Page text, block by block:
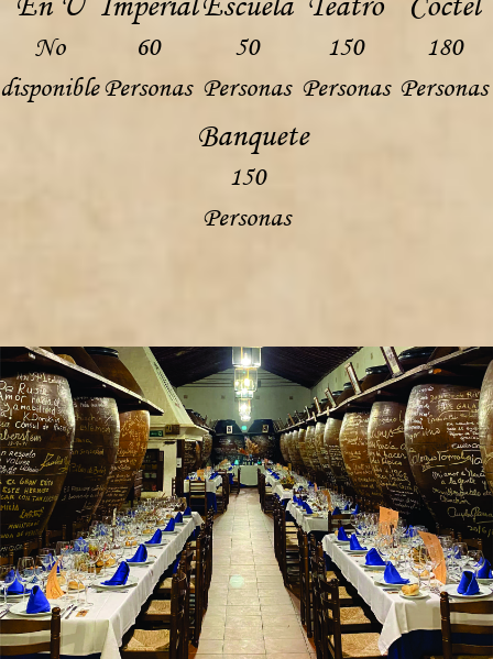
No
disponible
60
Personas
50
Personas
150
Personas
180
Personas
Banquete
150
Personas